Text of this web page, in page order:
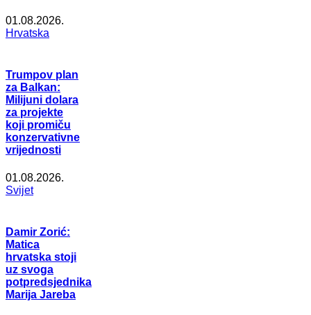
01.08.2026.
Hrvatska
Trumpov plan
za Balkan:
Milijuni dolara
za projekte
koji promiču
konzervativne
vrijednosti
01.08.2026.
Svijet
Damir Zorić:
Matica
hrvatska stoji
uz svoga
potpredsjednika
Marija Jareba